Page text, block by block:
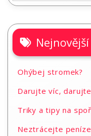
Ohýbej stromek?
Darujte víc,
Triky a tipy na
Neztrácejte